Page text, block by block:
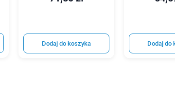
Dodaj do koszyka Dodaj do